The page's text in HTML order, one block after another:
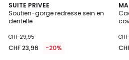
SUITE PRIVEE
Soutien-gorge redresse sein en
dentelle
CHF 29,95
CHF 23,96 -20%
5
/
5
4
/
5